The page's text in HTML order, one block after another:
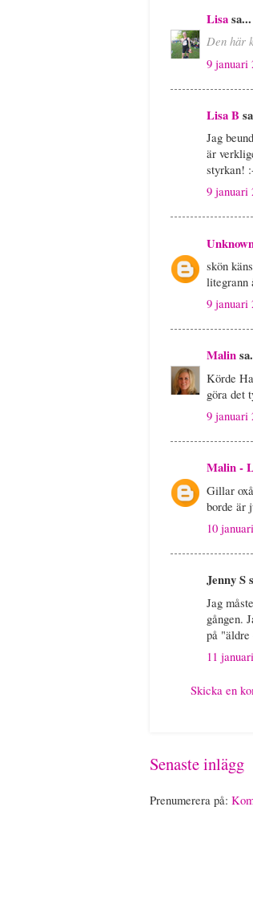
Lisasa...
Den här
9 januari
Lisa B
Jag
är
styrkan!
9 januari
skön
litegrann
9 januari
Malin
Körde
göra det
9 januari
Malin -
Gillar
borde är
10
Jenny S
Jag
gången.
på "äldre
11
Skicka en
Senaste inlägg
Prenumerera på: